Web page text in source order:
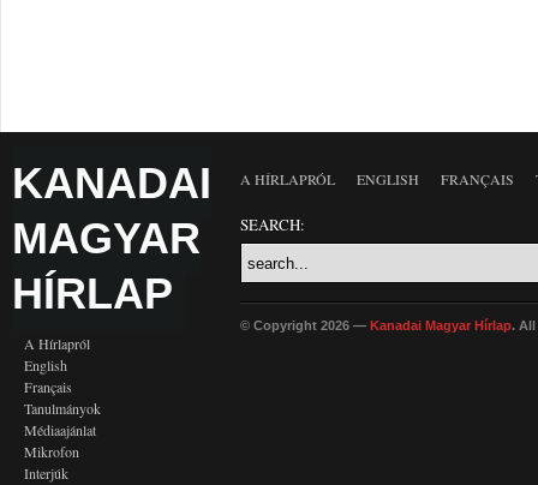
KANADAI
MAGYAR
HÍRLAP
A Hírlapról
English
Français
Tanulmányok
Médiaajánlat
Mikrofon
Interjúk
A HÍRLAPRÓL ENGLISH FRANÇAIS
SEARCH:
© Copyright 2026 — Kanadai Magyar Hírlap. All